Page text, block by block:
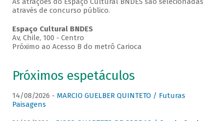
através de concurso público.
Espaço Cultural BNDES
Av, Chile, 100 - Centro
Próximo ao Acesso B do metrô Carioca
Próximos espetáculos
14/08/2026 - MARCIO GUELBER QUINTETO / Futuras
Paisagens